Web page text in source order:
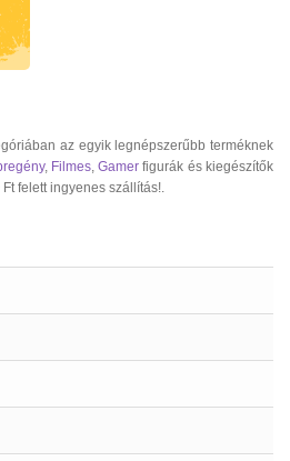
az egyik legnépszerűbb terméknek
, Filmes,Gamer figurák és kiegészítők
felett ingyenes szállítás!.